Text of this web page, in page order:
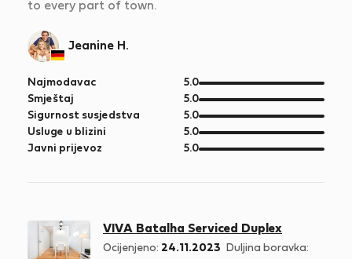
to every part of town.
Jeanine H.
Najmodavac 5.0od
5
Smještaj 5.0od
5
Sigurnost susjedstva 5.0od
5
Usluge u blizini 5.0od
5
Javni prijevoz 5.0od
VIVA Batalha Serviced Duplex
Ocijenjeno: 24.11.2023
Duljina boravka: